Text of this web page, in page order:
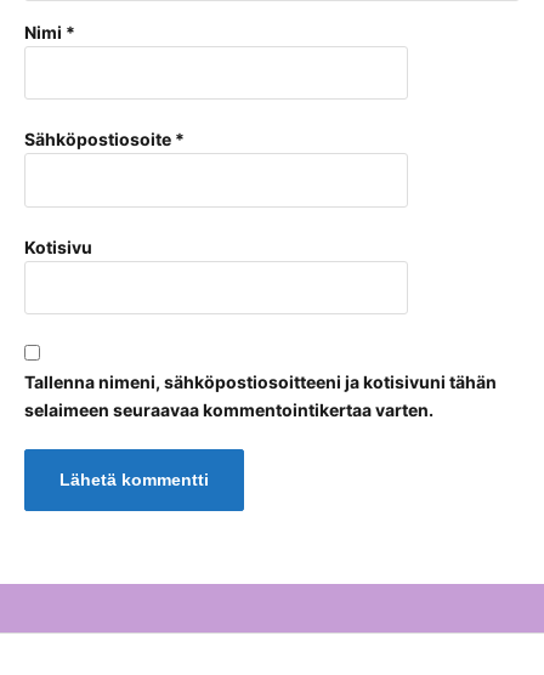
Nimi *
Sähköpostiosoite *
Kotisivu
Tallenna nimeni, sähköpostiosoitteeni ja kotisivuni tähän
selaimeen seuraavaa kommentointikertaa varten.